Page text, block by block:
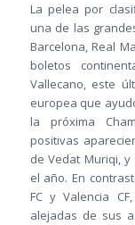
La pelea por
una de las
Barcelona, Real
boletos
Vallecano, este
europea que
la próxima
positivas
de Vedat Muriqi,
el año. En
FC y Valencia
alejadas de sus